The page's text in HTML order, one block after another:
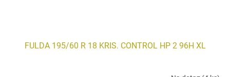
FULDA 195/60 R 18 KRIS. CONTROL HP 2 96H XL